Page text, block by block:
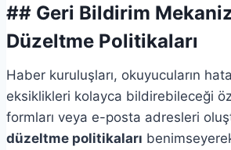
## Geri Bildirim
Düzeltme Politikaları
Haber kuruluşları, okuyucuların
eksiklikleri kolayca bildirebileceği
formları veya e-posta adresleri
düzeltme politikaları